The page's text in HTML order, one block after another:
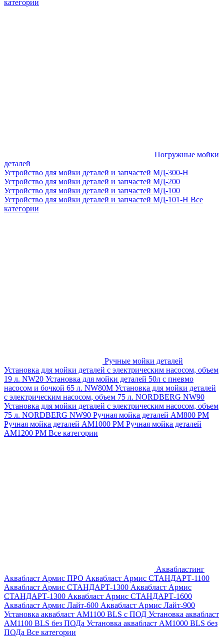
категории
Погружные мойки
деталей
Устройство для мойки деталей и запчастей МД-300-H
Устройство для мойки деталей и запчастей МД-200
Устройство для мойки деталей и запчастей МД-100
Устройство для мойки деталей и запчастей МД-101-Н Все
категории
Ручные мойки деталей
Установка для мойки деталей с электрическим насосом, объем
19 л. NW20 Установка для мойки деталей 50л с пневмо
насосом и бочкой 65 л. NW80M Установка для мойки деталей
с электрическим насосом, объем 75 л. NORDBERG NW90
Установка для мойки деталей с электрическим насосом, объем
75 л. NORDBERG NW90 Ручная мойка деталей АМ800 РМ
Ручная мойка деталей АМ1000 РМ Ручная мойка деталей
АМ1200 РМ Все категории
Аквабластинг
Аквабласт Армис ПРО Аквабласт Армис СТАНДАРТ-1100
Аквабласт Армис СТАНДАРТ-1300 Аквабласт Армис
СТАНДАРТ-1300 Аквабласт Армис СТАНДАРТ-1600
Аквабласт Армис Лайт-600 Аквабласт Армис Лайт-900
Установка аквабласт AM1100 BLS с ПОД Установка аквабласт
AM1100 BLS без ПОДа Установка аквабласт AM1000 BLS без
ПОДа Все категории